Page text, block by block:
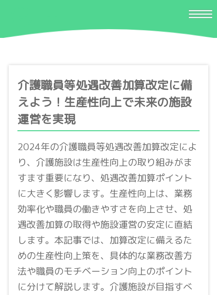
介護職員等処遇改善加算改定に備
えよう！生産性向上で未来の施設
運営を実現
2024年の介護職員等処遇改善加算改定によ
り、介護施設は生産性向上の取り組みがま
すます重要になり、処遇改善加算ポイント
に大きく影響します。生産性向上は、業務
効率化や職員の働きやすさを向上させ、処
遇改善加算の取得や施設運営の安定に直結
します。本記事では、加算改定に備えるた
めの生産性向上策を、具体的な業務改善方
法や職員のモチベーション向上のポイント
に分けて解説します。介護施設が目指すべ